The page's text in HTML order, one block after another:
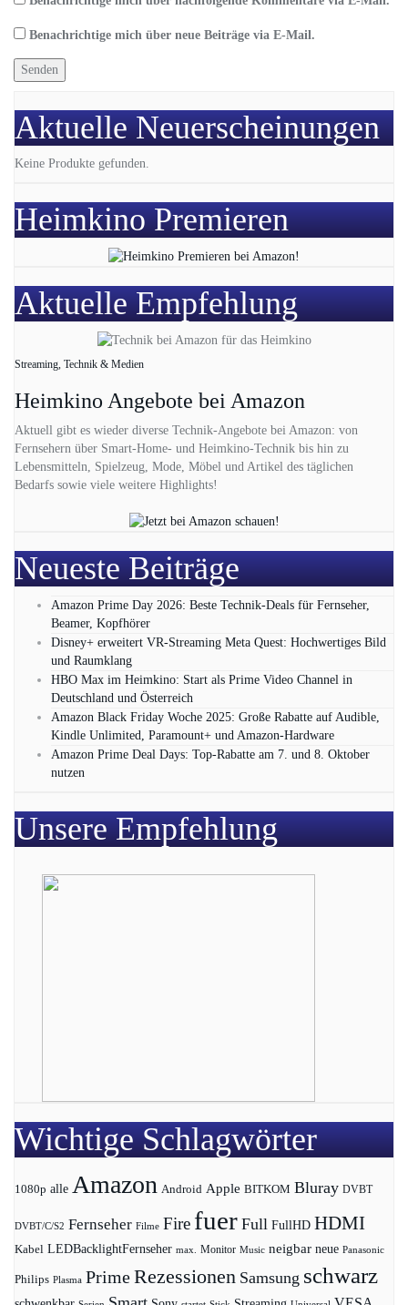
Benachrichtige mich über neue Beiträge via E-Mail.
Aktuelle Neuerscheinungen
Keine Produkte gefunden.
Heimkino Premieren
Aktuelle Empfehlung
Streaming, Technik & Medien
Heimkino Angebote bei Amazon
Aktuell gibt es wieder diverse Technik-Angebote bei Amazon: von
Fernsehern über Smart-Home- und Heimkino-Technik bis hin zu
Lebensmitteln, Spielzeug, Mode, Möbel und Artikel des täglichen
Bedarfs sowie viele weitere Highlights!
Neueste Beiträge
Amazon Prime Day 2026: Beste Technik-Deals für Fernseher,
Beamer, Kopfhörer
Disney+ erweitert VR‑Streaming Meta Quest: Hochwertiges Bild
und Raumklang
HBO Max im Heimkino: Start als Prime Video Channel in
Deutschland und Österreich
Amazon Black Friday Woche 2025: Große Rabatte auf Audible,
Kindle Unlimited, Paramount+ und Amazon‑Hardware
Amazon Prime Deal Days: Top-Rabatte am 7. und 8. Oktober
nutzen
Unsere Empfehlung
Wichtige Schlagwörter
1080p alle Amazon Android Apple BITKOM Bluray DVBT
DVBT/C/S2 Fernseher Filme Fire fuer Full FullHD HDMI
Kabel LEDBacklightFernseher max. Monitor Music neigbar neue Panasonic
Philips Plasma PrimeRezessionen Samsung schwarz